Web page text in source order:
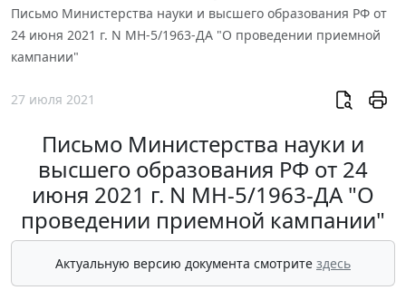
Письмо Министерства науки и высшего образования РФ от
24 июня 2021 г. N МН-5/1963-ДА "О проведении приемной
кампании"
27 июля 2021
Письмо Министерства науки и
высшего образования РФ от 24
июня 2021 г. N МН-5/1963-ДА "О
проведении приемной кампании"
Актуальную версию документа смотрите здесь